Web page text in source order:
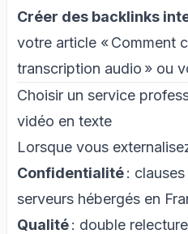
Créer des backlinks
votre article « Comment
transcription audio » ou
Choisir un service
vidéo en texte
Lorsque vous
Confidentialité:
serveurs hébergés en
Qualité: double